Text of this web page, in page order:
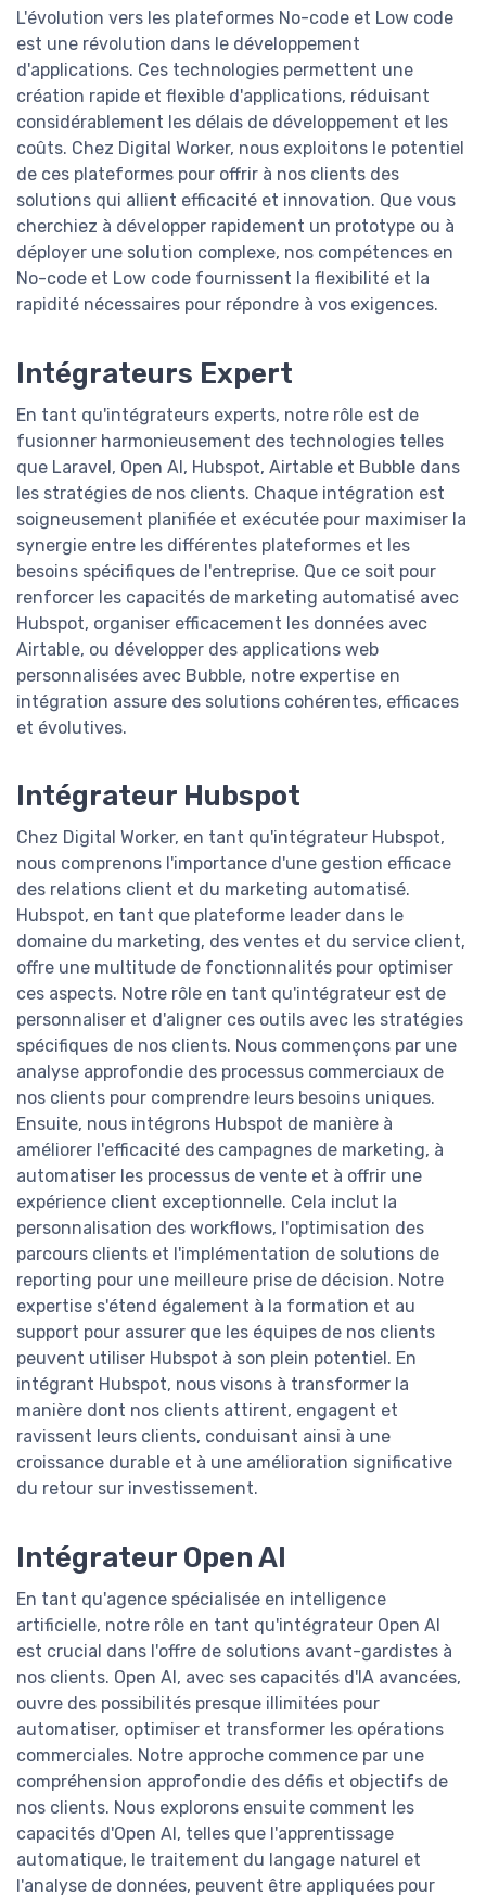
L'évolution vers les plateformes No-code et Low code
est une révolution dans le développement
d'applications. Ces technologies permettent une
création rapide et flexible d'applications, réduisant
considérablement les délais de développement et les
coûts. Chez Digital Worker, nous exploitons le potentiel
de ces plateformes pour offrir à nos clients des
solutions qui allient efficacité et innovation. Que vous
cherchiez à développer rapidement un prototype ou à
déployer une solution complexe, nos compétences en
No-code et Low code fournissent la flexibilité et la
rapidité nécessaires pour répondre à vos exigences.
Intégrateurs Expert
En tant qu'intégrateurs experts, notre rôle est de
fusionner harmonieusement des technologies telles
que Laravel, Open AI, Hubspot, Airtable et Bubble dans
les stratégies de nos clients. Chaque intégration est
soigneusement planifiée et exécutée pour maximiser la
synergie entre les différentes plateformes et les
besoins spécifiques de l'entreprise. Que ce soit pour
renforcer les capacités de marketing automatisé avec
Hubspot, organiser efficacement les données avec
Airtable, ou développer des applications web
personnalisées avec Bubble, notre expertise en
intégration assure des solutions cohérentes, efficaces
et évolutives.
Intégrateur Hubspot
Chez Digital Worker, en tant qu'intégrateur Hubspot,
nous comprenons l'importance d'une gestion efficace
des relations client et du marketing automatisé.
Hubspot, en tant que plateforme leader dans le
domaine du marketing, des ventes et du service client,
offre une multitude de fonctionnalités pour optimiser
ces aspects. Notre rôle en tant qu'intégrateur est de
personnaliser et d'aligner ces outils avec les stratégies
spécifiques de nos clients. Nous commençons par une
analyse approfondie des processus commerciaux de
nos clients pour comprendre leurs besoins uniques.
Ensuite, nous intégrons Hubspot de manière à
améliorer l'efficacité des campagnes de marketing, à
automatiser les processus de vente et à offrir une
expérience client exceptionnelle. Cela inclut la
personnalisation des workflows, l'optimisation des
parcours clients et l'implémentation de solutions de
reporting pour une meilleure prise de décision. Notre
expertise s'étend également à la formation et au
support pour assurer que les équipes de nos clients
peuvent utiliser Hubspot à son plein potentiel. En
intégrant Hubspot, nous visons à transformer la
manière dont nos clients attirent, engagent et
ravissent leurs clients, conduisant ainsi à une
croissance durable et à une amélioration significative
du retour sur investissement.
Intégrateur Open AI
En tant qu'agence spécialisée en intelligence
artificielle, notre rôle en tant qu'intégrateur Open AI
est crucial dans l'offre de solutions avant-gardistes à
nos clients. Open AI, avec ses capacités d'IA avancées,
ouvre des possibilités presque illimitées pour
automatiser, optimiser et transformer les opérations
commerciales. Notre approche commence par une
compréhension approfondie des défis et objectifs de
nos clients. Nous explorons ensuite comment les
capacités d'Open AI, telles que l'apprentissage
automatique, le traitement du langage naturel et
l'analyse de données, peuvent être appliquées pour